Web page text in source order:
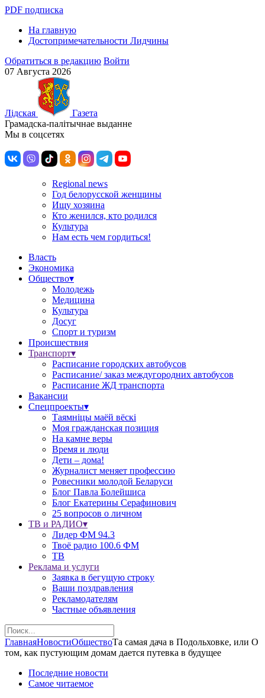
PDF подписка
На главную
Достопримечательности Лидчины
Обратиться в редакцию Войти
07 Августа 2026
Лiдская
Газета
Грамадска-палiтычнае выданне
Мы в соцсетях
Regional news
Год белорусской женщины
Ищу хозяина
Кто женился, кто родился
Культура
Нам есть чем гордиться!
Власть
Экономика
Общество▾
Молодежь
Медицина
Культура
Досуг
Спорт и туризм
Происшествия
Транспорт▾
Расписание городских автобусов
Расписание/ заказ междугородних автобусов
Расписание ЖД транспорта
Вакансии
Спецпроекты▾
Таямніцы маёй вёскі
Моя гражданская позиция
На камне веры
Время и люди
Дети – дома!
Журналист меняет профессию
Ровесники молодой Беларуси
Блог Павла Болейшиса
Блог Екатерины Серафинович
25 вопросов о личном
ТВ и РАДИО▾
Лидер ФМ 94.3
Твоё радио 100.6 ФМ
ТВ
Реклама и услуги
Заявка в бегущую строку
Ваши поздравления
Рекламодателям
Частные объявления
ГлавнаяНовостиОбществоТа самая дача в Подольховке, или О
том, как пустующим домам дается путевка в будущее
Последние новости
Самое читаемое